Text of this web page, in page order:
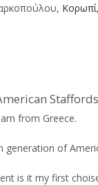
Κορωπί,
from Greece.
of
is it my first